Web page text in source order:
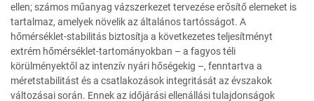
ellen; számos műanyag vázszerkezet tervezése erősítő elemeket is
tartalmaz, amelyek növelik az általános tartósságot. A
hőmérséklet-stabilitás biztosítja a következetes teljesítményt
extrém hőmérséklet-tartományokban – a fagyos téli
körülményektől az intenzív nyári hőségekig –, fenntartva a
méretstabilitást és a csatlakozások integritását az évszakok
változásai során. Ennek az időjárási ellenállási tulajdonságok